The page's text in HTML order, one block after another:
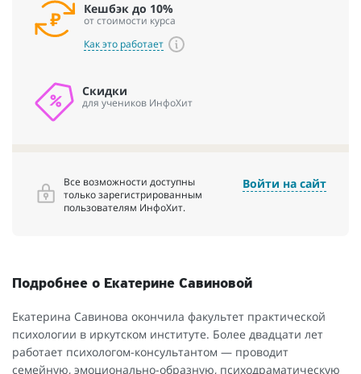
Кешбэк до 10%
от стоимости курса
Как это работает
Скидки
для учеников ИнфоХит
Все возможности доступны
только зарегистрированным
пользователям ИнфоХит.
Войти на сайт
Подробнее о Екатерине Савиновой
Екатерина Савинова окончила факультет практической
психологии в иркутском институте. Более двадцати лет
работает психологом-консультантом — проводит
семейную, эмоционально-образную, психодраматическую